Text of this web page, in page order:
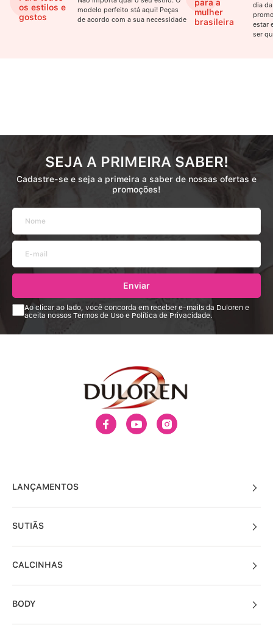
os estilos e
gostos
modelo perfeito stá aqui! Peças
de acordo com a sua necessidade
para a
mulher
brasileira
dia
estar
ser
SEJA A PRIMEIRA SABER!
Cadastre-se e seja a primeira a saber de nossas ofertas e
promoções!
Enviar
Ao clicar ao lado, você concorda em receber e-mails da Duloren e
aceita nossos Termos de Uso e Política de Privacidade.
LANÇAMENTOS
SUTIÃS
CALCINHAS
BODY